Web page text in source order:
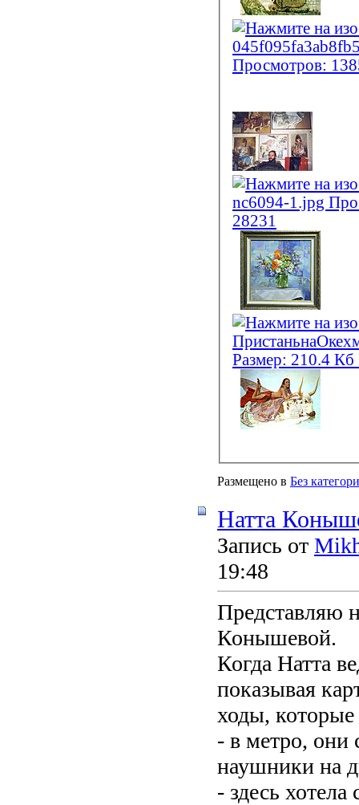
Размещено в Без
Натта
Запись от
19:48
Представляю
Конышевой.
Когда Натта
показывая
ходы,
- в метро,
наушники на
- здесь хотела